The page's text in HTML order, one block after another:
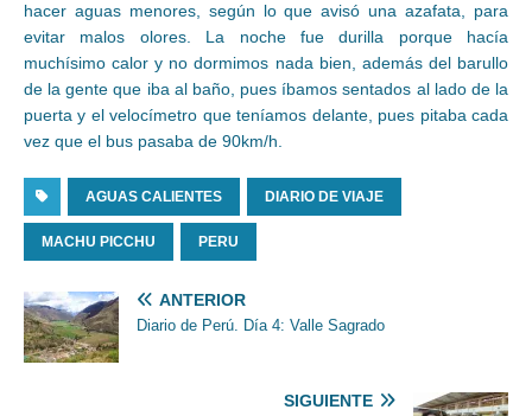
hacer aguas menores, según lo que avisó una azafata, para
evitar malos olores. La noche fue durilla porque hacía
muchísimo calor y no dormimos nada bien, además del barullo
de la gente que iba al baño, pues íbamos sentados al lado de la
puerta y el velocímetro que teníamos delante, pues pitaba cada
vez que el bus pasaba de 90km/h.
AGUAS CALIENTES DIARIO DE VIAJE
MACHU PICCHU PERU
ANTERIOR
Diario de Perú. Día 4: Valle Sagrado
SIGUIENTE